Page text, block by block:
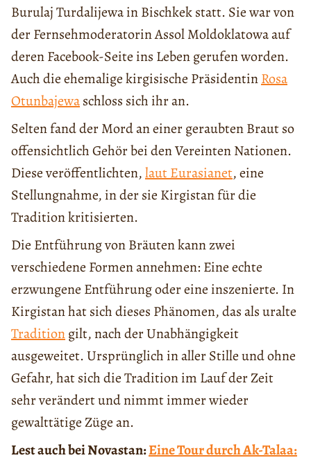
Burulaj Turdalijewa in Bischkek statt. Sie war von
der Fernsehmoderatorin Assol Moldoklatowa auf
deren Facebook-Seite ins Leben gerufen worden.
Auch die ehemalige kirgisische PräsidentinRosa
Otunbajewaschloss sich ihr an.
Selten fand der Mord an einer geraubten Braut so
offensichtlich Gehör bei den Vereinten Nationen.
Diese veröffentlichten,laut Eurasianet, eine
Stellungnahme, in der sie Kirgistan für die
Tradition kritisierten.
Die Entführung von Bräuten kann zwei
verschiedene Formen annehmen: Eine echte
erzwungene Entführung oder eine inszenierte. In
Kirgistan hat sich dieses Phänomen, das als uralte
Traditiongilt, nach der Unabhängigkeit
ausgeweitet. Ursprünglich in aller Stille und ohne
Gefahr, hat sich die Tradition im Lauf der Zeit
sehr verändert und nimmt immer wieder
gewalttätige Züge an.
Lest auch bei Novastan:Eine Tour durch Ak-Talaa: